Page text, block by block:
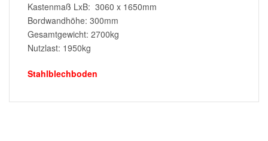
Kastenmaß LxB: 3060 x 1650mm
Bordwandhöhe: 300mm
Gesamtgewicht: 2700kg
Nutzlast: 1950kg
Stahlblechboden